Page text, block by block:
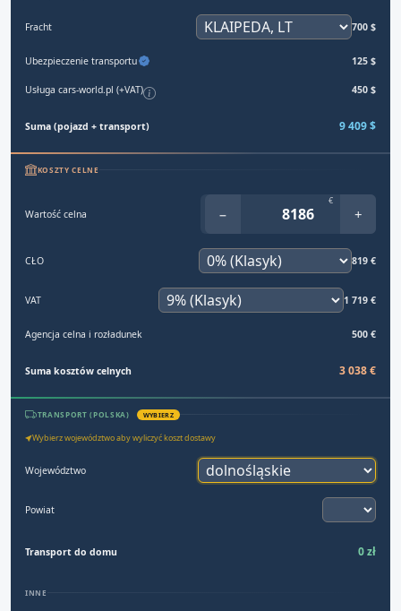
Fracht 700 $
Ubezpieczenie transportu 125 $
Usługa cars-world.pl (+VAT) 450 $
Suma (pojazd + transport) 9 409 $
KOSZTY CELNE
Wartość celna −
€
+
CŁO 819 €
VAT 1 719 €
Agencja celna i rozładunek 500 €
Suma kosztów celnych 3 038 €
TRANSPORT (POLSKA) WYBIERZ
Wybierz województwo aby wyliczyć koszt dostawy
Województwo
Powiat
Transport do domu 0 zł
INNE